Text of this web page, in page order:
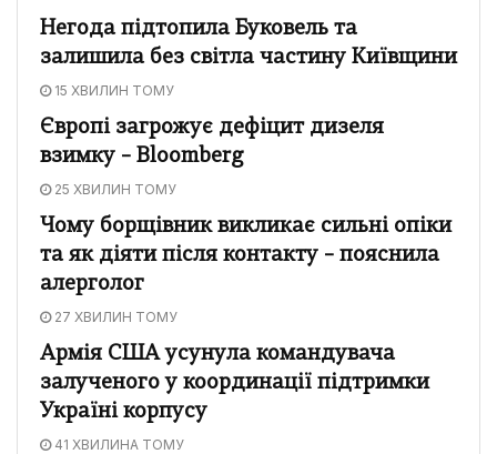
Негода підтопила Буковель та
залишила без світла частину Київщини
15 ХВИЛИН ТОМУ
Європі загрожує дефіцит дизеля
взимку – Bloomberg
25 ХВИЛИН ТОМУ
Чому борщівник викликає сильні опіки
та як діяти після контакту – пояснила
алерголог
27 ХВИЛИН ТОМУ
Армія США усунула командувача
залученого у координації підтримки
Україні корпусу
41 ХВИЛИНА ТОМУ